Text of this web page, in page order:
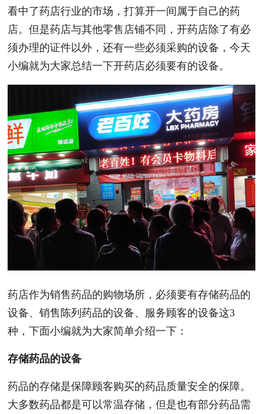
看中了药店行业的市场，打算开一间属于自己的药
店。但是药店与其他零售店铺不同，开药店除了有必
须办理的证件以外，还有一些必须采购的设备，今天
小编就为大家总结一下开药店必须要有的设备。
药店作为销售药品的购物场所，必须要有存储药品的
设备、销售陈列药品的设备、服务顾客的设备这3
种，下面小编就为大家简单介绍一下：
存储药品的设备
药品的存储是保障顾客购买的药品质量安全的保障。
大多数药品都是可以常温存储，但是也有部分药品需